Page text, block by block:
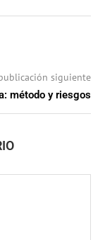
siguiente
método y riesgos